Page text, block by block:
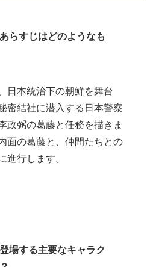
らすじはどのようなも
日本統治下の朝鮮を舞台
密結社に潜入する日本警察
政弼の葛藤と任務を描きま
面の葛藤と、仲間たちとの
進行します。
場する主要なキャラク